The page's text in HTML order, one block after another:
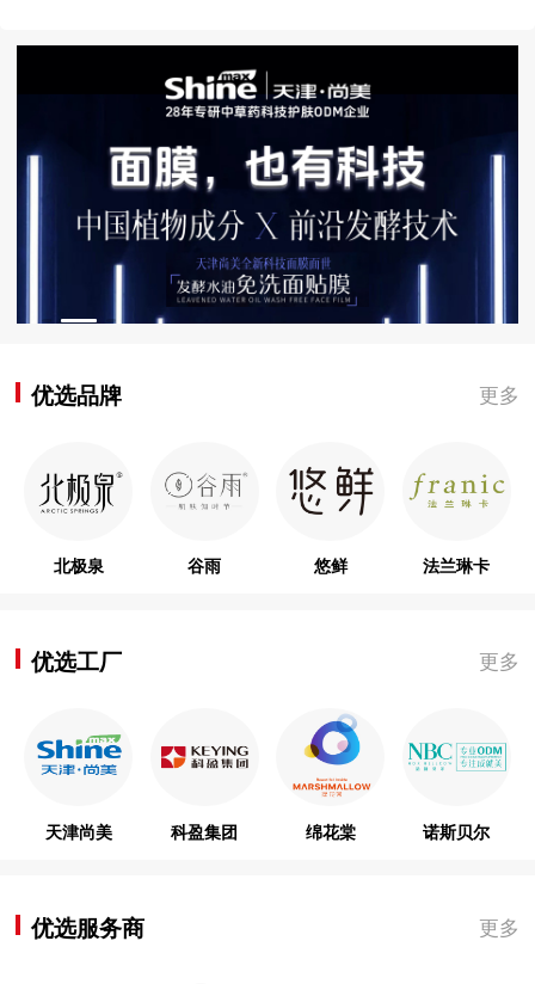
优选品牌 更多
北极泉 谷雨 悠鲜 法兰琳卡
优选工厂 更多
天津尚美 科盈集团 绵花棠 诺斯贝尔
优选服务商 更多